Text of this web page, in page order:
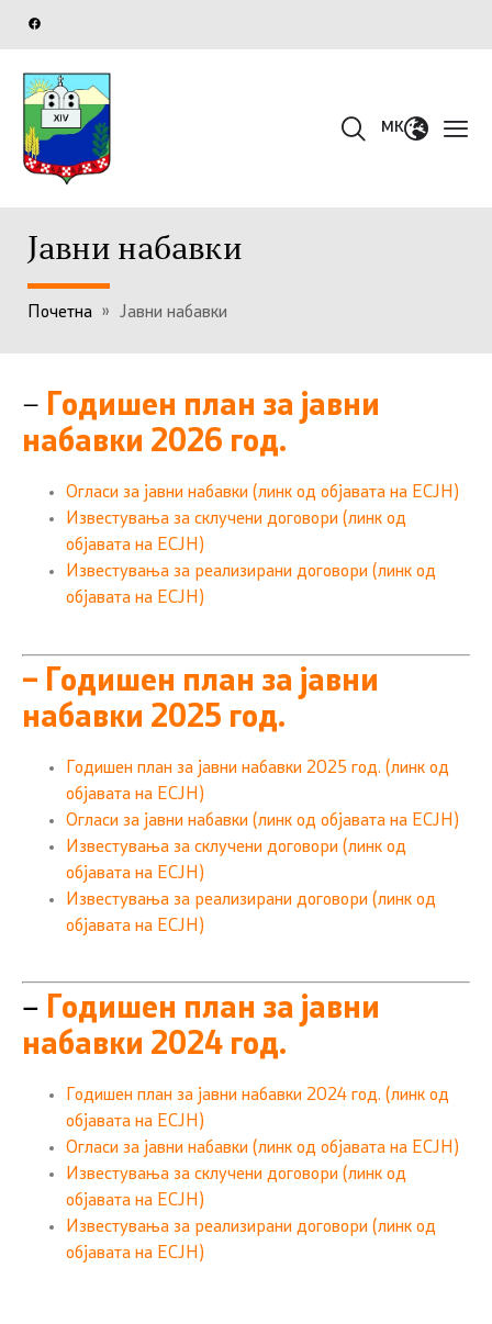
MK
Јавни набавки
Почетна » Јавни набавки
– Годишен план за јавни
набавки 2026 год.
Огласи за јавни набавки (линк од објавата на ЕСЈН)
Известувања за склучени договори (линк од
објавата на ЕСЈН)
Известувања за реализирани договори (линк од
објавата на ЕСЈН)
– Годишен план за јавни
набавки 2025 год.
Годишен план за јавни набавки 2025 год. (линк од
објавата на ЕСЈН)
Огласи за јавни набавки (линк од објавата на ЕСЈН)
Известувања за склучени договори (линк од
објавата на ЕСЈН)
Известувања за реализирани договори (линк од
објавата на ЕСЈН)
– Годишен план за јавни
набавки 2024 год.
Годишен план за јавни набавки 2024 год. (линк од
објавата на ЕСЈН)
Огласи за јавни набавки (линк од објавата на ЕСЈН)
Известувања за склучени договори (линк од
објавата на ЕСЈН)
Известувања за реализирани договори (линк од
објавата на ЕСЈН)